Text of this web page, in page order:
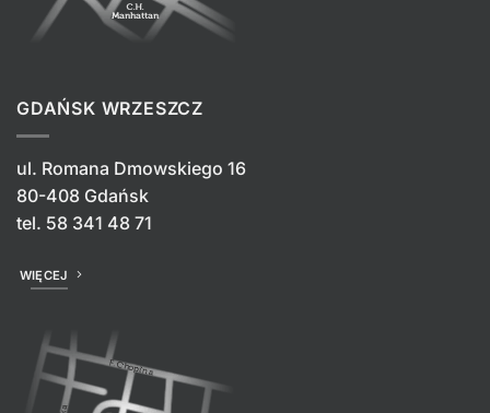
GDAŃSK WRZESZCZ
ul. Romana Dmowskiego 16
80-408 Gdańsk
tel. 58 341 48 71
WIĘCEJ